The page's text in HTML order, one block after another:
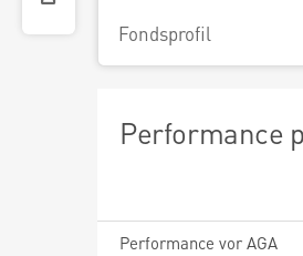
Fondsprofil
Performance
Performance vor AGA